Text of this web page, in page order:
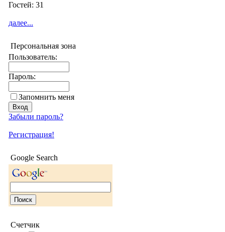
Гостей: 31
далее...
Персональная зона
Пользователь:
Пароль:
Запомнить меня
Забыли пароль?
Регистрация!
Google Search
Счетчик